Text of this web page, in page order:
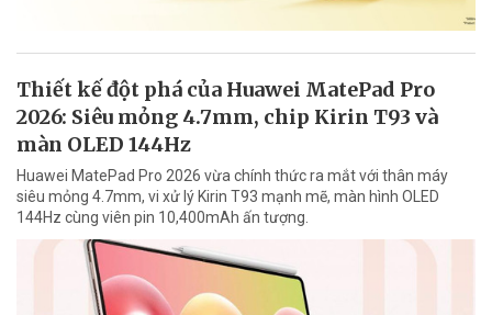
Thiết kế đột phá của Huawei MatePad Pro
2026: Siêu mỏng 4.7mm, chip Kirin T93 và
màn OLED 144Hz
Huawei MatePad Pro 2026 vừa chính thức ra mắt với thân máy
siêu mỏng 4.7mm, vi xử lý Kirin T93 mạnh mẽ, màn hình OLED
144Hz cùng viên pin 10,400mAh ấn tượng.